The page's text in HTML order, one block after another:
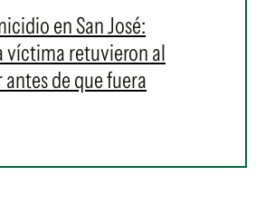
en San José:
víctima retuvieron al
de que fuera